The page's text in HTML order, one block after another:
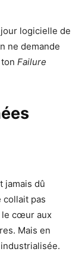
jour logicielle de
ne demande
Failure
jamais dû
collait pas
le cœur aux
Mais en